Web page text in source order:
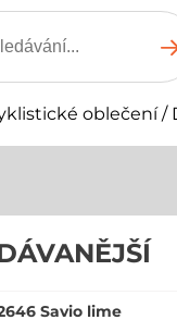
oblečení/
Savio lime